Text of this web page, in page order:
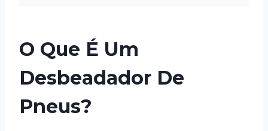
O Que É Um
Desbeadador De
Pneus?